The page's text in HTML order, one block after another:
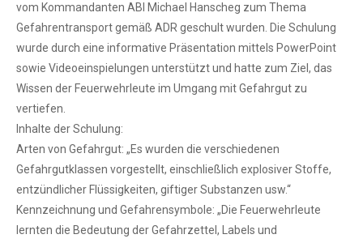
vom Kommandanten ABI Michael Hanscheg zum Thema
Gefahrentransport gemäß ADR geschult wurden. Die Schulung
wurde durch eine informative Präsentation mittels PowerPoint
sowie Videoeinspielungen unterstützt und hatte zum Ziel, das
Wissen der Feuerwehrleute im Umgang mit Gefahrgut zu
vertiefen.
Inhalte der Schulung:
Arten von Gefahrgut: „Es wurden die verschiedenen
Gefahrgutklassen vorgestellt, einschließlich explosiver Stoffe,
entzündlicher Flüssigkeiten, giftiger Substanzen usw.“
Kennzeichnung und Gefahrensymbole: „Die Feuerwehrleute
lernten die Bedeutung der Gefahrzettel, Labels und